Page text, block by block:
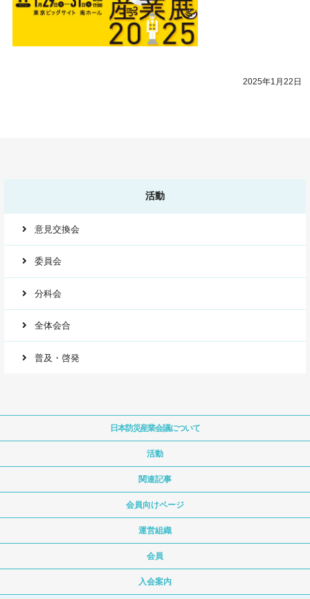
2025年1月22日
活動
意見交換会
委員会
分科会
全体会合
普及・啓発
日本防災産業会議について
活動
関連記事
会員向けページ
運営組織
会員
入会案内